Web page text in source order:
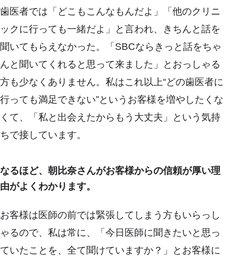
歯医者では「どこもこんなもんだよ」「他のクリニ
ックに行っても一緒だよ」と言われ、きちんと話を
聞いてもらえなかった。「SBCならきっと話をちゃ
んと聞いてくれると思って来ました」とおっしゃる
方も少なくありません。私はこれ以上“どの歯医者に
行っても満足できない”というお客様を増やしたくな
くて、「私と出会えたからもう大丈夫」という気持
ちで接しています。
なるほど、朝比奈さんがお客様からの信頼が厚い理
由がよくわかります。
お客様は医師の前では緊張してしまう方もいらっし
ゃるので、私は常に、「今日医師に聞きたいと思っ
ていたことを、全て聞けていますか？」とお客様に